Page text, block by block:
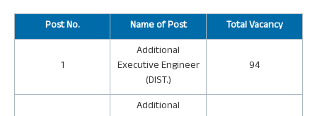
PostNo. Name of Post Total Vacancy
1
Additional
Executive Engineer
(DIST.)
94
Additional